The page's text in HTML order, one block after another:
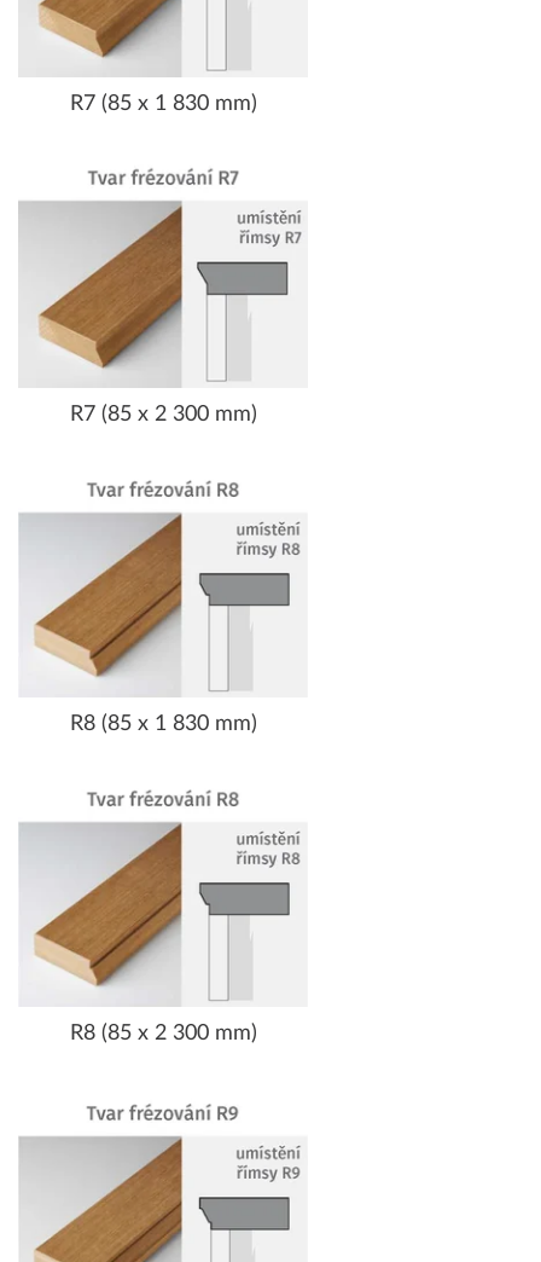
R7 (85 x 1 830 mm)
R7 (85 x 2 300 mm)
R8 (85 x 1 830 mm)
R8 (85 x 2 300 mm)